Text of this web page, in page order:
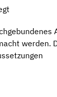
werden.